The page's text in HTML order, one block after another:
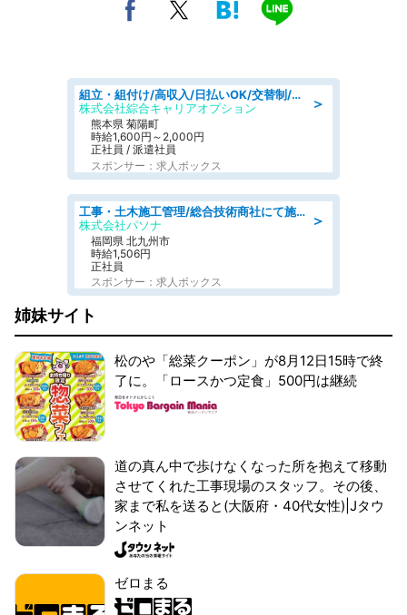
＞
組立・組付け/高収入/日払いOK/交替制/20・30・40代活躍中/製造 工場
株式会社綜合キャリアオプション
熊本県 菊陽町
時給1,600円～2,000円
正社員 / 派遣社員
スポンサー：求人ボックス
＞
工事・土木施工管理/総合技術商社にて施工管理のお仕事/即日勤務可/車通勤可/工事・土木施工管理/生産・品質管理
株式会社パソナ
福岡県 北九州市
時給1,506円
正社員
スポンサー：求人ボックス
姉妹サイト
松のや「総菜クーポン」が8月12日15時で終
了に。「ロースかつ定食」500円は継続
道の真ん中で歩けなくなった所を抱えて移動
させてくれた工事現場のスタッフ。その後、
家まで私を送ると(大阪府・40代女性)|Jタウ
ンネット
ゼロまる